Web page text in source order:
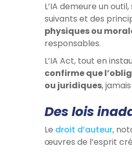
L’IA demeure un
suivants et des
physiques ou
responsables.
L’IA Act, tout en
confirme que
ou juridiques,
Des lois
Le droit d’auteur,
œuvres de l’esprit